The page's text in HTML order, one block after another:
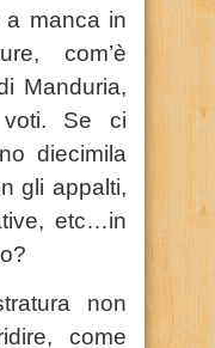
a manca in
com’è
Manduria,
voti. Se ci
diecimila
gli appalti,
etc…in
non
come